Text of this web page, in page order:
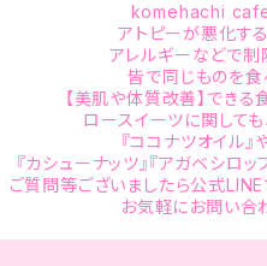
komehachi
アトピーが悪化す
アレルギーなどで
皆で同じものを
【美肌や体質改善】できる
ロースイーツに関しても
『ココナツオイル』
『カシューナッツ』『アガベシロ
ご質問等ございましたら公式
お気軽にお問い合